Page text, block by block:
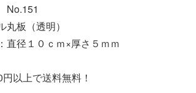
丸板（透明）
直径１０ｃｍ×厚さ５ｍｍ
以上で送料無料！